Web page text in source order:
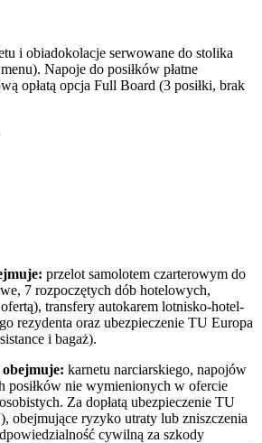
i obiadokolacje serwowane do stolika
Napoje do posiłków płatne
opłatą opcja Full Board (3 posiłki, brak
przelot samolotem czarterowym do
7 rozpoczętych dób hotelowych,
transfery autokarem lotnisko-hotel-
rezydenta oraz ubezpieczenie TU Europa
i bagaż).
karnetu narciarskiego, napojów
posiłków nie wymienionych w ofercie
Za dopłatą ubezpieczenie TU
obejmujące ryzyko utraty lub zniszczenia
cywilną za szkody